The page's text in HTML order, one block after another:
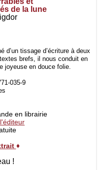
de la lune
tissage d’écriture à deux
brefs, il nous conduit en
joyeuse en douce folie.
035-9
en librairie
♦
!